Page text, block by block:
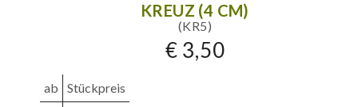
KREUZ (4 CM)
(KR5)
€ 3,50
ab
Stückpreis